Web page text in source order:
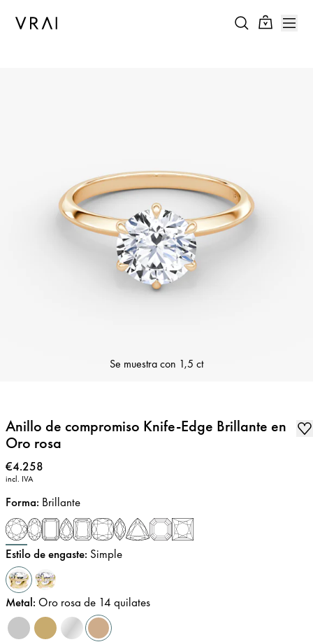
Se muestra con 1,5 ct
Anillo de compromiso Knife-Edge Brillante en
Oro rosa
Precio:
€4.258
incl. IVA
Forma: Brillante
Estilo de engaste: Simple
Metal: Oro rosa de 14 quilates